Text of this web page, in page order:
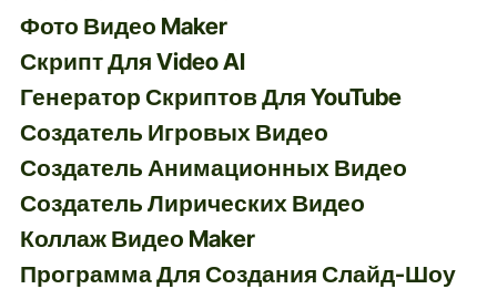
Фото Видео Maker
Скрипт Для Video AI
Генератор Скриптов Для YouTube
Создатель Игровых Видео
Создатель Анимационных Видео
Создатель Лирических Видео
Коллаж Видео Maker
Программа Для Создания Слайд-Шоу